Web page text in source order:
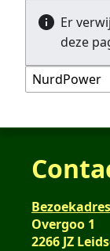
Er
deze
Overgoo 1
2266 JZ